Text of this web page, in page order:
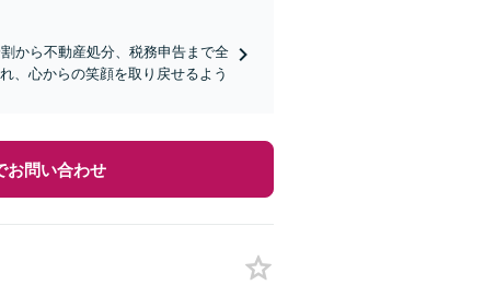
から不動産処分、税務申告まで全
、心からの笑顔を取り戻せるよう
お問い合わせ